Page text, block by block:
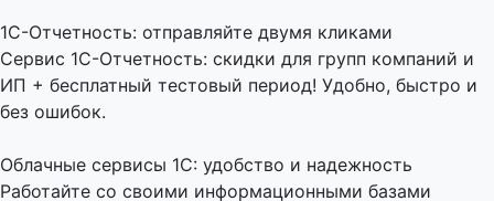
1C-Отчетность: отправляйте двумя кликами
Сервис 1С-Отчетность: скидки для групп компаний и
ИП + бесплатный тестовый период! Удобно, быстро и
без ошибок.
Облачные сервисы 1С: удобство и надежность
Работайте со своими информационными базами